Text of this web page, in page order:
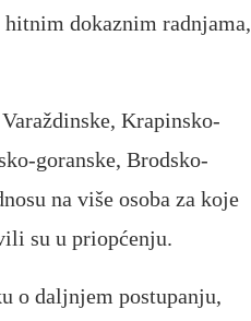
dokaznim radnjama,
Krapinsko-
goranske, Brodsko-
na više osoba za koje
su u priopćenju.
o daljnjem postupanju,